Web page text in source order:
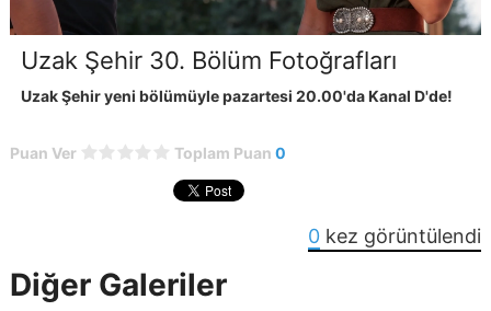
Uzak Şehir 30. Bölüm Fotoğrafları
Uzak Şehir yeni bölümüyle pazartesi 20.00'da Kanal D'de!
Puan Ver Toplam Puan 0
0 kez görüntülendi
Diğer Galeriler